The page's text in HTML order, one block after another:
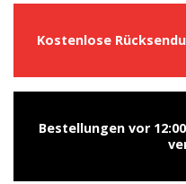
Kostenlose
Bestellungen vor